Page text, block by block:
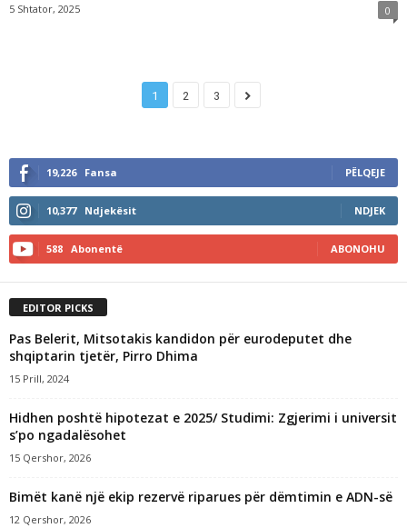
5 Shtator, 2025 0
1 2 3
19,226 Fansa PËLQEJE
10,377 Ndjekësit NDJEK
588 Abonentë ABONOHU
EDITOR PICKS
Pas Belerit, Mitsotakis kandidon për eurodeputet dhe
shqiptarin tjetër, Pirro Dhima
15 Prill, 2024
Hidhen poshtë hipotezat e 2025/ Studimi: Zgjerimi i universit
s’po ngadalësohet
15 Qershor, 2026
Bimët kanë një ekip rezervë riparues për dëmtimin e ADN-së
12 Qershor, 2026